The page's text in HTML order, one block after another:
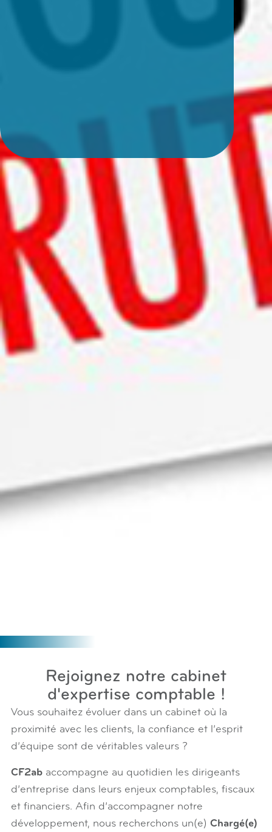
Rejoignez notre cabinet
d'expertise comptable !
Vous souhaitez évoluer dans un cabinet où la
proximité avec les clients, la confiance et l’esprit
d’équipe sont de véritables valeurs ?
CF2abaccompagne au quotidien les dirigeants
d’entreprise dans leurs enjeux comptables, fiscaux
et financiers. Afin d’accompagner notre
développement, nous recherchons un(e) Chargé(e)